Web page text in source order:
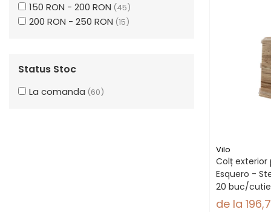
Stejar Ars(1)
150 RON - 200 RON (45)
200 RON - 250 RON (15)
Status Stoc
La comanda (60)
Vilo
Colț exterior
Esquero -
20 buc/
plintă 66.6
de la